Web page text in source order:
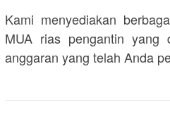
Kami menyediakan
MUA rias pengantin yang
anggaran yang telah Anda